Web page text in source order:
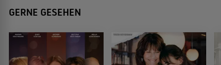
GERNE GESEHEN